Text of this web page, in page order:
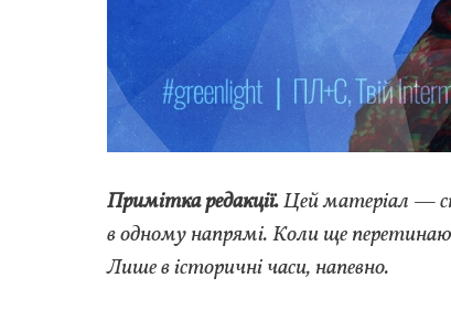
Примітка редакції.Цей матеріал —
в одному напрямі. Коли ще
Лише в історичні часи, напевно.